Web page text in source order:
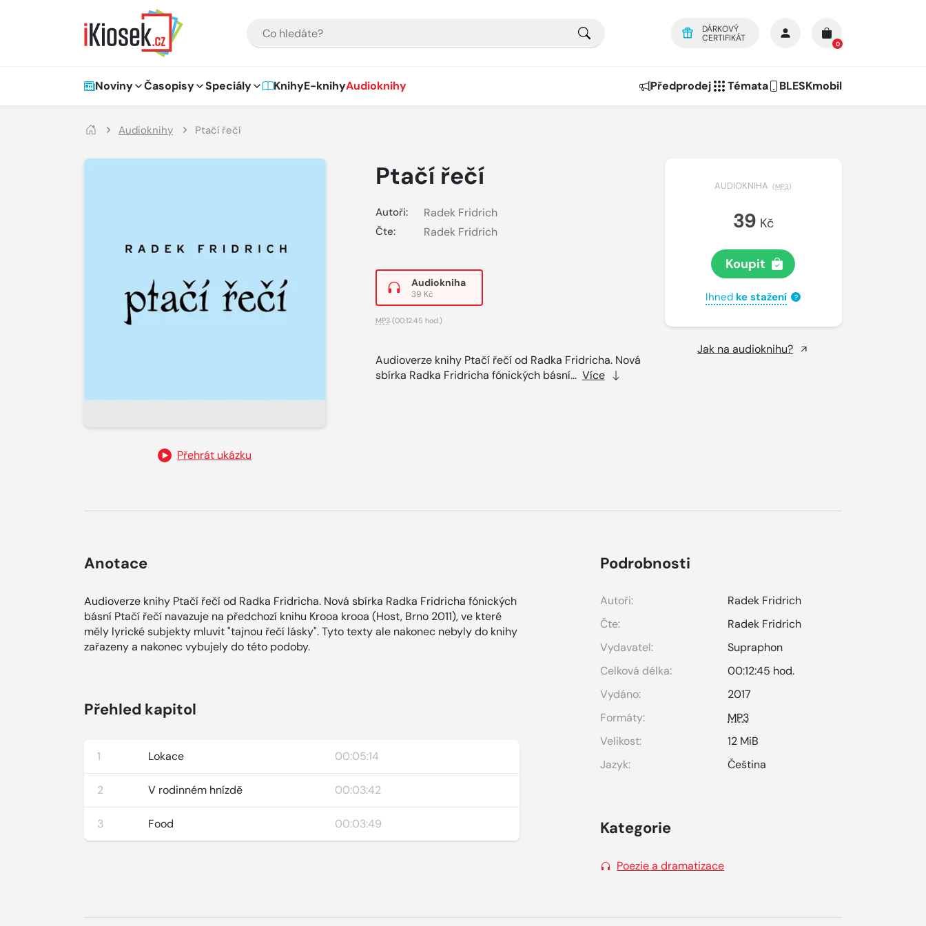
DÁRKOVÝ
CERTIFIKÁT
0
Hlavní navigace
Noviny Časopisy Speciály KnihyE-knihyAudioknihy Předprodej Témata BLESKmobil
Audioknihy Ptačí řečí
Přehrát ukázku
Ptačí řečí
Autoři: Radek Fridrich
Čte: Radek Fridrich
Audiokniha
39 Kč
MP3(00:12:45 hod.)
Audioverze knihy Ptačí řečí od Radka Fridricha. Nová
sbírka Radka Fridricha fónických básní... Více
AUDIOKNIHA (MP3)
39 Kč
Koupit
Ihned ke stažení ?
Jak na audioknihu?
Anotace
Audioverze knihy Ptačí řečí od Radka Fridricha. Nová sbírka Radka Fridricha fónických
básní Ptačí řečí navazuje na předchozí knihu Krooa krooa (Host, Brno 2011), ve které
měly lyrické subjekty mluvit "tajnou řečí lásky". Tyto texty ale nakonec nebyly do knihy
zařazeny a nakonec vybujely do této podoby.
Přehled kapitol
1 Lokace 00:05:14
2 V rodinném hnízdě 00:03:42
3 Food 00:03:49
Podrobnosti
Autoři:
Radek Fridrich
Čte:
Radek Fridrich
Vydavatel:
Supraphon
Celková délka:
00:12:45 hod.
Vydáno:
2017
Formáty:
MP3
Velikost:
12 MiB
Jazyk:
Čeština
Kategorie
Poezie a dramatizace